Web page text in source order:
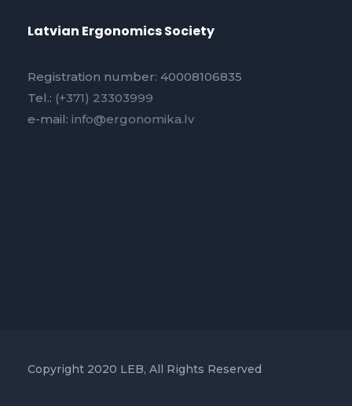
Latvian Ergonomics Society
Registration number: 40008106835
Tel.: (+371) 23303999
e-mail: info@ergonomika.lv
Copyright 2020 LEB, All Rights Reserved